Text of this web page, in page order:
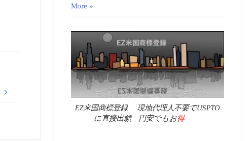
More »
EZ米国商標登録 現地代理人不要でUSPTO
に直接出願 円安でもお得